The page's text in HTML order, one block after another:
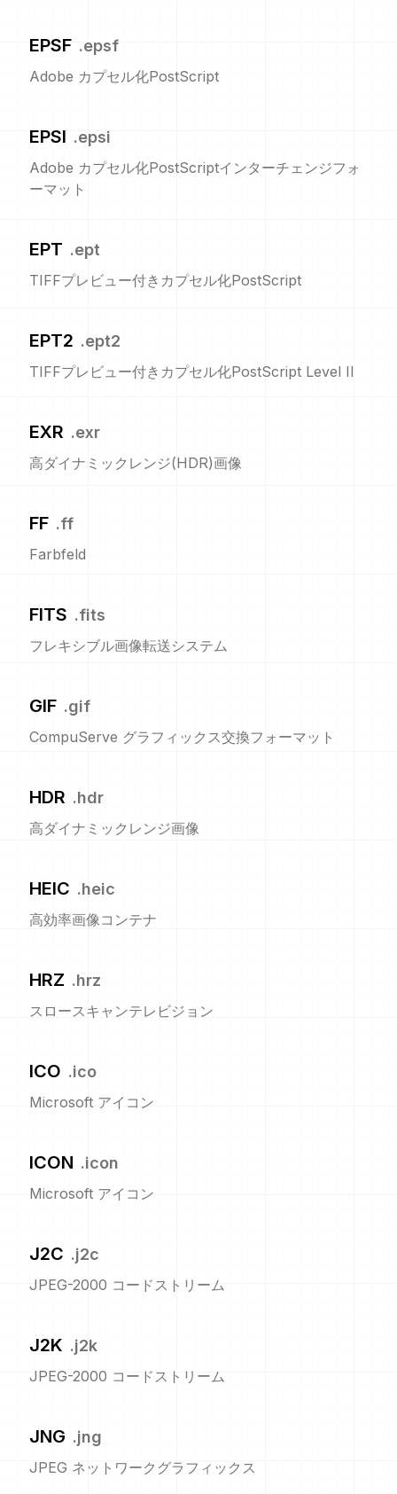
EPSF .epsf
Adobe カプセル化PostScript
EPSI .epsi
Adobe カプセル化PostScriptインターチェンジフォ
ーマット
EPT .ept
TIFFプレビュー付きカプセル化PostScript
EPT2 .ept2
TIFFプレビュー付きカプセル化PostScript Level II
EXR .exr
高ダイナミックレンジ(HDR)画像
FF .ff
Farbfeld
FITS .fits
フレキシブル画像転送システム
GIF .gif
CompuServe グラフィックス交換フォーマット
HDR .hdr
高ダイナミックレンジ画像
HEIC .heic
高効率画像コンテナ
HRZ .hrz
スロースキャンテレビジョン
ICO .ico
Microsoft アイコン
ICON .icon
Microsoft アイコン
J2C .j2c
JPEG-2000 コードストリーム
J2K .j2k
JPEG-2000 コードストリーム
JNG .jng
JPEG ネットワークグラフィックス